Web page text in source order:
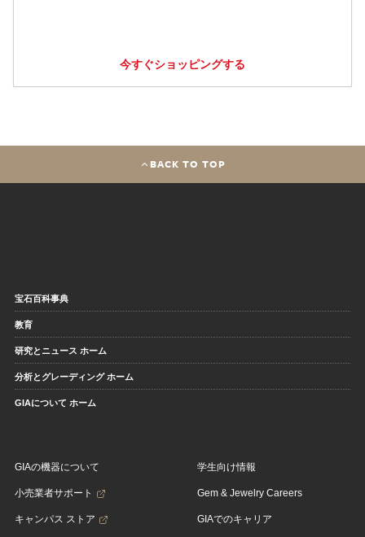
今すぐショッピングする
BACK TO TOP
宝石百科事典
教育
研究とニュース ホーム
分析とグレーディング ホーム
GIAについて ホーム
GIAの機器について
小売業者サポート
キャンパス ストア
学生向け情報
Gem & Jewelry Careers
GIAでのキャリア